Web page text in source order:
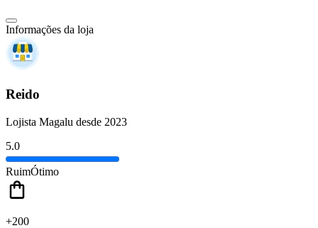
Informações da loja
Reido
Lojista Magalu desde 2023
5.0
RuimÓtimo
+200